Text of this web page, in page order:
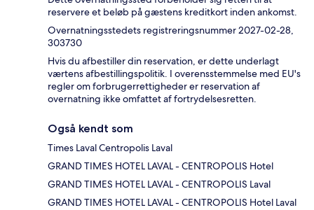
reservere et beløb på gæstens kreditkort inden ankomst.
Overnatningsstedets registreringsnummer 2027-02-28,
303730
Hvis du afbestiller din reservation, er dette underlagt
værtens afbestillingspolitik. I overensstemmelse med EU's
regler om forbrugerrettigheder er reservation af
overnatning ikke omfattet af fortrydelsesretten.
Også kendt som
Times Laval Centropolis Laval
GRAND TIMES HOTEL LAVAL - CENTROPOLIS Hotel
GRAND TIMES HOTEL LAVAL - CENTROPOLIS Laval
GRAND TIMES HOTEL LAVAL - CENTROPOLIS Hotel Laval